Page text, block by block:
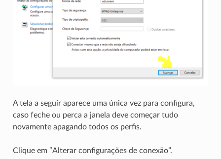
A tela a seguir aparece uma única vez para configura,
caso feche ou perca a janela deve começar tudo
novamente apagando todos os perfis.
Clique em “Alterar configurações de conexão”.